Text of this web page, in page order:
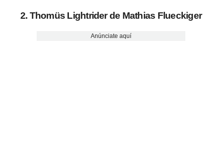
2. Thomüs Lightrider de Mathias Flueckiger
Anúnciate aquí